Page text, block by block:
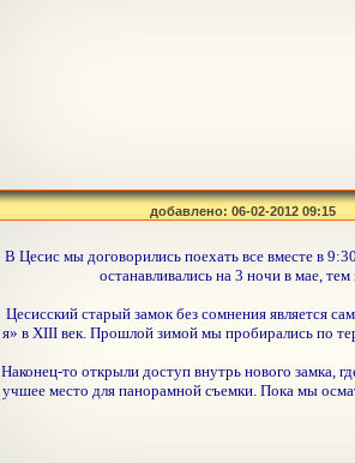
добавлено: 06-02-2012 09:15
В Цесис мы договорились поехать все вместе в
останавливались на 3 ночи в мае,
Цесисский старый замок без сомнения является
я» в XIII век. Прошлой зимой мы пробирались по
Наконец-то открыли доступ внутрь нового замка,
учшее место для панорамной съемки. Пока мы